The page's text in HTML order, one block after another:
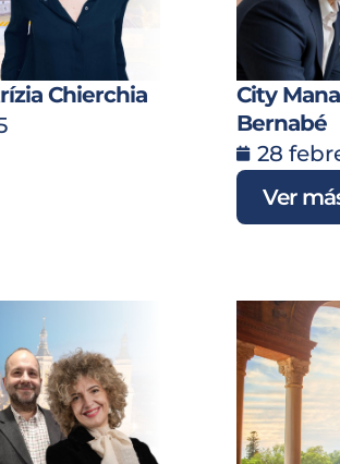
Chierchia
City
Bernabé
28
Ver